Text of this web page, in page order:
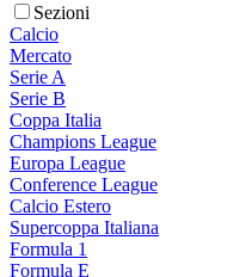
Sezioni
Calcio
Mercato
Serie A
Serie B
Coppa Italia
Champions League
Europa League
Conference League
Calcio Estero
Supercoppa Italiana
Formula 1
Formula E